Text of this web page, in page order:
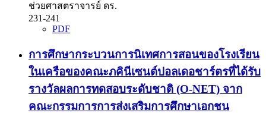
ช่วยศาสตราจารย์ ดร.
231-241
PDF
การศึกษากระบวนการนิเทศการสอนของโรงเรียน
ในเครือของคณะภคินีเซนต์ปอลเดอชาร์ตรที่ได้รับ
รางวัลผลการทดสอบระดับชาติ (O-NET) จาก
คณะกรรมการการส่งเสริมการศึกษาเอกชน